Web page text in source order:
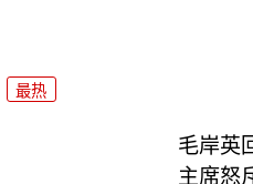
最热
毛岸英
主席怒